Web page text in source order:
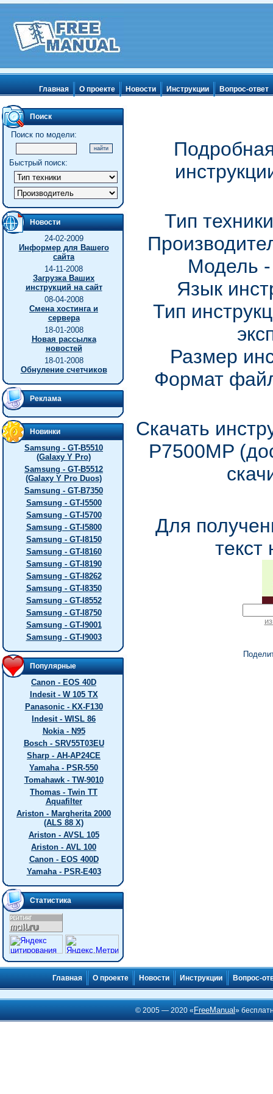
Главная О проекте Новости Инструкции Вопрос-ответ
Поиск
Поиск по модели:
Быстрый поиск:
Новости
24-02-2009
Информер для Вашего
сайта
14-11-2008
Загрузка Ваших
инструкций на сайт
08-04-2008
Смена хостинга и
сервера
18-01-2008
Новая рассылка
новостей
18-01-2008
Обнуление счетчиков
Реклама
Новинки
Samsung - GT-B5510
(Galaxy Y Pro)
Samsung - GT-B5512
(Galaxy Y Pro Duos)
Samsung - GT-B7350
Samsung - GT-I5500
Samsung - GT-I5700
Samsung - GT-I5800
Samsung - GT-I8150
Samsung - GT-I8160
Samsung - GT-I8190
Samsung - GT-I8262
Samsung - GT-I8350
Samsung - GT-I8552
Samsung - GT-I8750
Samsung - GT-I9001
Samsung - GT-I9003
Популярные
Canon - EOS 40D
Indesit - W 105 TX
Panasonic - KX-F130
Indesit - WISL 86
Nokia - N95
Bosch - SRV55T03EU
Sharp - AH-AP24CE
Yamaha - PSR-550
Tomahawk - TW-9010
Thomas - Twin TT
Aquafilter
Ariston - Margherita 2000
(ALS 88 X)
Ariston - AVSL 105
Ariston - AVL 100
Canon - EOS 400D
Yamaha - PSR-E403
Статистика
Тип
Модель
Язык
Тип
Размер
Формат
Скачать
P7500MP
Для
текст
Главная О проекте Новости Инструкции Вопрос-
© 2005 — 2020 « FreeManual»